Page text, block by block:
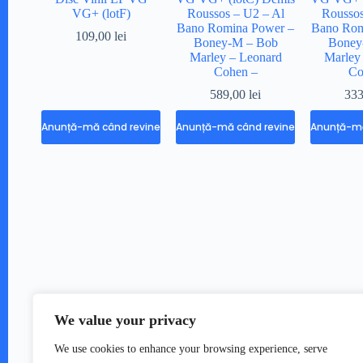
We value your privacy
We use cookies to enhance your browsing experience, serve
VG+ (lotF)
109,00lei
Anunță-mă când revine
Roussos – U2 – Al
Bano Romina Power –
Boney-M – Bob
Marley – Leonard
Cohen –
589,00lei
Anunță-mă când revine
Bano
Marley
Anunță-